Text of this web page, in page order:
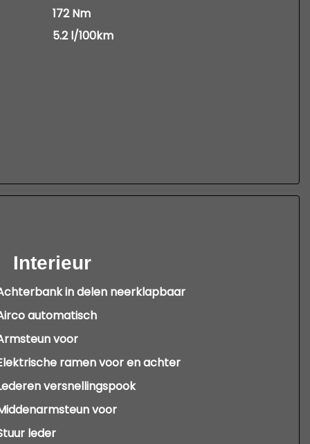
172 Nm
5.2 l/100km
Interieur
in delen neerklapbaar
automatisch
voor
ramen voor en achter
versnellingspook
voor
leder